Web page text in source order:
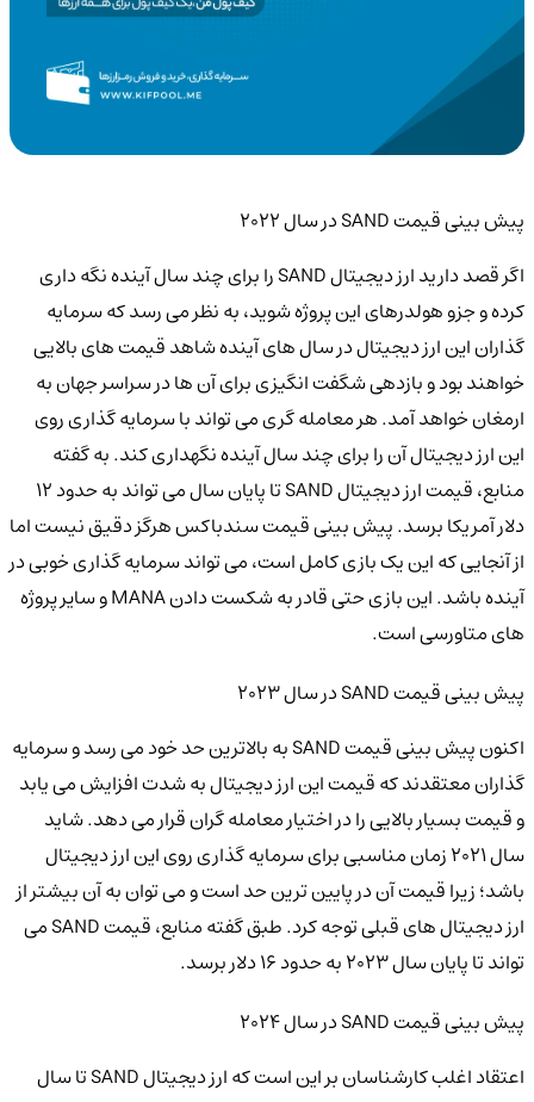
پیش بینی قیمت SAND در سال 2022
اگر قصد دارید ارز دیجیتال SAND را برای چند سال آینده نگه داری
کرده و جزو هولدرهای این پروژه شوید، به نظر می رسد که سرمایه
گذاران این ارز دیجیتال در سال های آینده شاهد قیمت های بالایی
خواهند بود و بازدهی شگفت انگیزی برای آن ها در سراسر جهان به
ارمغان خواهد آمد. هر معامله گری می تواند با سرمایه گذاری روی
این ارز دیجیتال آن را برای چند سال آینده نگهداری کند. به گفته
منابع، قیمت ارز دیجیتال SAND تا پایان سال می تواند به حدود 12
دلار آمریکا برسد. پیش بینی قیمت سندباکس هرگز دقیق نیست اما
از آنجایی که این یک بازی کامل است، می تواند سرمایه گذاری خوبی در
آینده باشد. این بازی حتی قادر به شکست دادن MANA و سایر پروژه
های متاورسی است.
پیش بینی قیمت SAND در سال 2023
اکنون پیش بینی قیمت SAND به بالاترین حد خود می رسد و سرمایه
گذاران معتقدند که قیمت این ارز دیجیتال به شدت افزایش می یابد
و قیمت بسیار بالایی را در اختیار معامله گران قرار می دهد. شاید
سال 2021 زمان مناسبی برای سرمایه گذاری روی این ارز دیجیتال
باشد؛ زیرا قیمت آن در پایین ترین حد است و می توان به آن بیشتر از
ارز دیجیتال های قبلی توجه کرد. طبق گفته منابع، قیمت SAND می
تواند تا پایان سال 2023 به حدود 16 دلار برسد.
پیش بینی قیمت SAND در سال 2024
اعتقاد اغلب کارشناسان بر این است که ارز دیجیتال SAND تا سال